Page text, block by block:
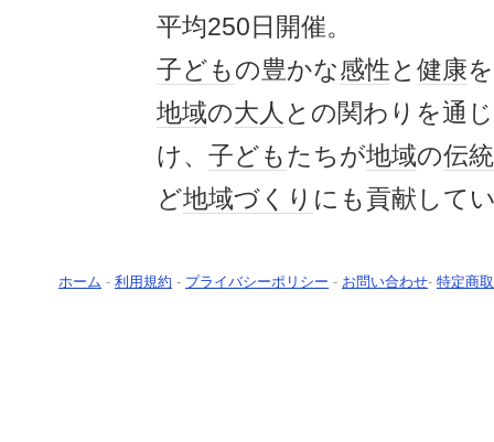
平均250日開催。
子どもの豊かな感性と 健康
地域の大人 との関わりを通
け、 子どもたちが地域の伝統
ど地域づくり にも貢献して
ホーム - 利用規約 - プライバシーポリシー - お問い合わせ- 特定商